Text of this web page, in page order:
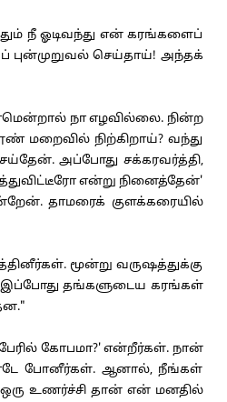
நீ ஓடிவந்து என் கரங்களைப்
புன்முறுவல் செய்தாய்! அந்தக்
நா எழவில்லை. நின்ற
மறைவில் நிற்கிறாய்? வந்து
அப்போது சக்கரவர்த்தி,
என்று நினைத்தேன்'
தாமரைக் குளக்கரையில்
மூன்று வருஷத்துக்கு
இப்போது தங்களுடைய கரங்கள்
கோபமா?' என்றீர்கள். நான்
போனீர்கள். ஆனால், நீங்கள்
உணர்ச்சி தான் என் மனதில்